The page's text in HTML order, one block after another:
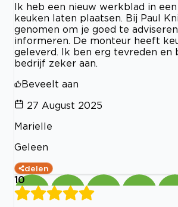
Ik heb een nieuw werkblad in
keuken laten plaatsen. Bij Paul
genomen om je goed te
informeren. De monteur heeft
geleverd. Ik ben erg tevreden en
bedrijf zeker aan.
Beveelt aan
27 August 2025
Marielle
Geleen
delen
10